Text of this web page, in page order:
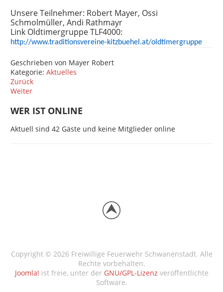
Unsere Teilnehmer: Robert Mayer, Ossi
Schmolmüller, Andi Rathmayr
Link Oldtimergruppe TLF4000:
http://www.traditionsvereine-kitzbuehel.at/oldtimergruppe
Geschrieben von Mayer Robert
Kategorie:Aktuelles
Zurück
Weiter
WER IST ONLINE
Aktuell sind 42 Gäste und keine Mitglieder online
Copyright © 2026 Freiwillige Feuerwehr Schwanenstadt. Alle
Rechte vorbehalten.
Joomla! ist freie, unter der GNU/GPL-Lizenz veröffentlichte
Software.